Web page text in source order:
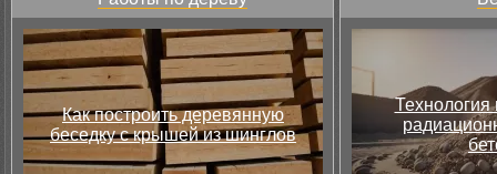
Как построить деревянную
беседку с крышей из шинглов
Технология